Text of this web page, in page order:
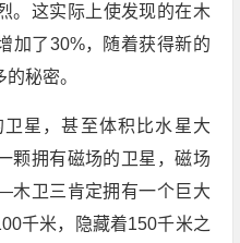
。这实际上使发现的在木
加了30%，随着获得新的
秘密。
星，甚至体积比水星大
颗拥有磁场的卫星，磁场
卫三肯定拥有一个巨大
千米，隐藏着150千米之